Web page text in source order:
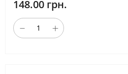
148.00 грн.